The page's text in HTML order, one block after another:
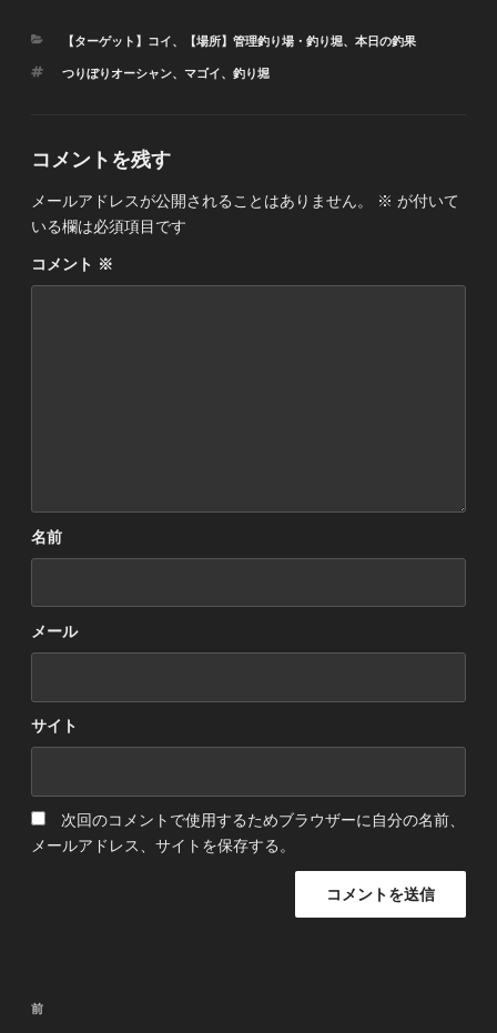
カ
ゴ
【ターゲット】コイ、 【場所】管理釣り場・釣り堀、 本日の釣果
タ
つりぼりオーシャン、 マゴイ、 釣り堀
コメントを残す
メールアドレスが公開されることはありません。 ※ が付いて
いる欄は必須項目です
コメント ※
名前
メール
サイト
次回のコメントで使用するためブラウザーに自分の名前、
メールアドレス、サイトを保存する。
投
前
前